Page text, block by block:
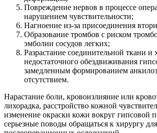
Повреждение нервов в процессе
нарушением чувствительности;
Нагноение из-за присоединения
Образование тромбов с риском
эмболии сосудов легких;
Разрастание соединительной ткани и
недостаточного обездвиживания
замедленным формированием
отсутствием.
Нарастание боли, кровоизлияние или
лихорадка, расстройство кожной
изменение окраски кожи вокруг гипсовой
серьезные поводы обращаться к хирургу